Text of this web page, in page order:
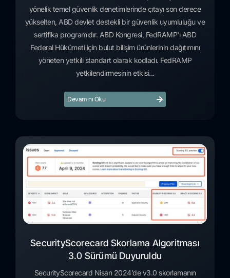
yönelik temel güvenlik denetimlerinde çıtayı son derece
yükselten, ABD devlet destekli bir güvenlik uyumluluğu ve
sertifika programıdır. ABD Kongresi, FedRAMP'ı ABD
Federal Hükümeti için bulut bilişim ürünlerinin dağıtımını
yöneten yetkili standart olarak kodladı. FedRAMP
yetkilendirmesinin etkisi...
Devamını Oku
SecurityScorecard Skorlama Algoritması
3.0 Sürümü Duyuruldu
SecurityScorecard Nisan 2024’de v3.0 skorlamanın